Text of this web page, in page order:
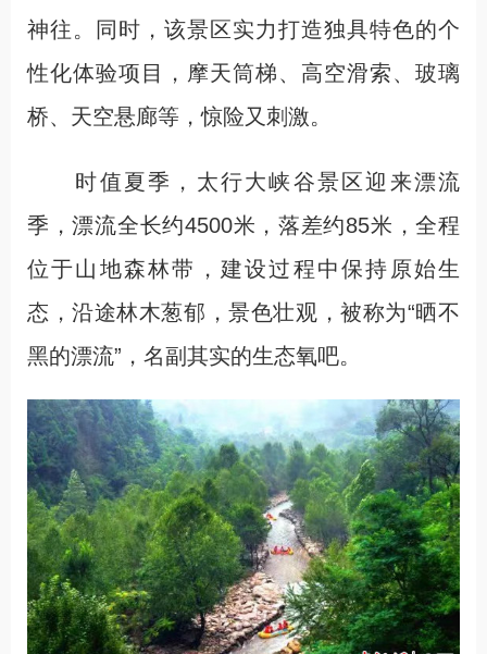
神往。同时，该景区实力打造独具特色的个
性化体验项目，摩天筒梯、高空滑索、玻璃
桥、天空悬廊等，惊险又刺激。
时值夏季，太行大峡谷景区迎来漂流
季，漂流全长约4500米，落差约85米，全程
位于山地森林带，建设过程中保持原始生
态，沿途林木葱郁，景色壮观，被称为“晒不
黑的漂流”，名副其实的生态氧吧。